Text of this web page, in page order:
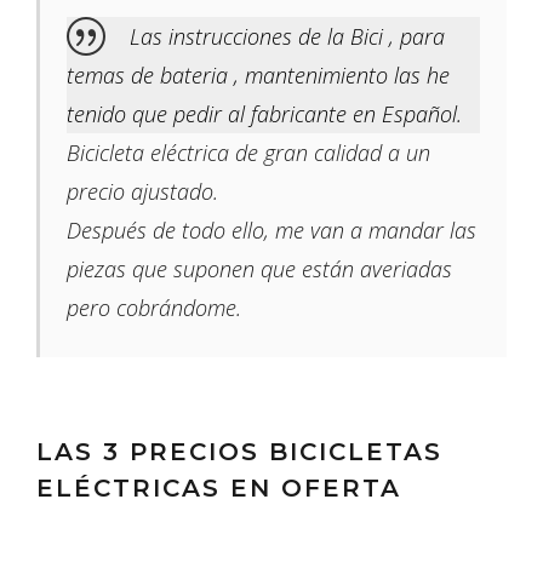
Las instrucciones de la Bici , para
temas de bateria , mantenimiento las he
tenido que pedir al fabricante en Español.
Bicicleta eléctrica de gran calidad a un
precio ajustado.
Después de todo ello, me van a mandar las
piezas que suponen que están averiadas
pero cobrándome.
LAS 3 PRECIOS BICICLETAS
ELÉCTRICAS EN OFERTA